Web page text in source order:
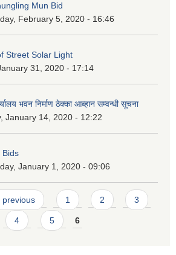
Mun Bid
February 5, 2020 - 16:46
Street Solar Light
31, 2020 - 17:14
भवन निर्माण ठेक्का आब्हान सम्वन्धी सूचना
January 14, 2020 - 12:22
Bids
January 1, 2020 - 09:06
previous 1 2 3
4 5 6